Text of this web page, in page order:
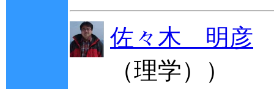
佐々木 明彦
（理学））